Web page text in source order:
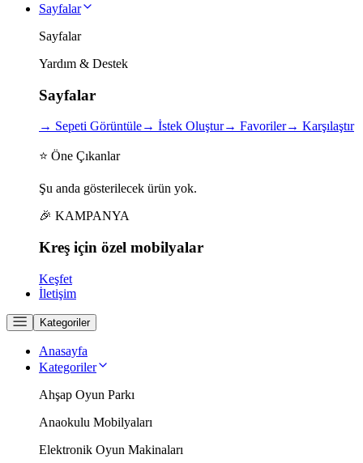
Sayfalar
Sayfalar
Yardım & Destek
Sayfalar
→ Sepeti Görüntüle→ İstek Oluştur→ Favoriler→ Karşılaştır
⭐ Öne Çıkanlar
Şu anda gösterilecek ürün yok.
🎉 KAMPANYA
Kreş için özel mobilyalar
Keşfet
İletişim
Kategoriler
Anasayfa
Kategoriler
Ahşap Oyun Parkı
Anaokulu Mobilyaları
Elektronik Oyun Makinaları